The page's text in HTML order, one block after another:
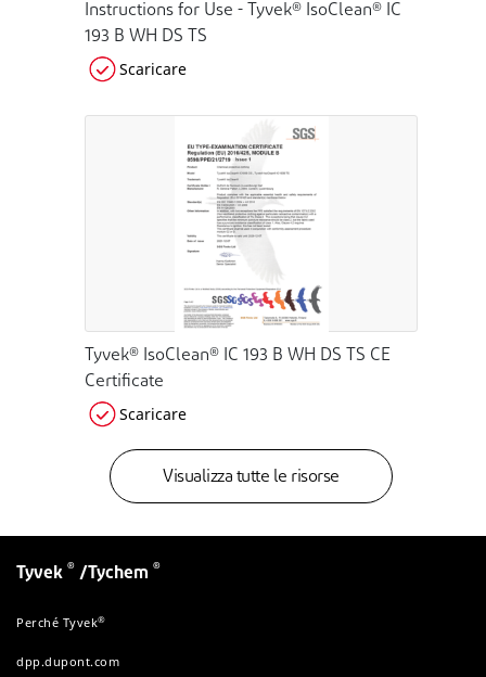
Instructions for Use - Tyvek® IsoClean® IC
193 B WH DS TS
Scaricare
Tyvek® IsoClean® IC 193 B WH DS TS CE
Certificate
Scaricare
Visualizza tutte le risorse
Tyvek ® /Tychem ®
Perché Tyvek®
dpp.dupont.com